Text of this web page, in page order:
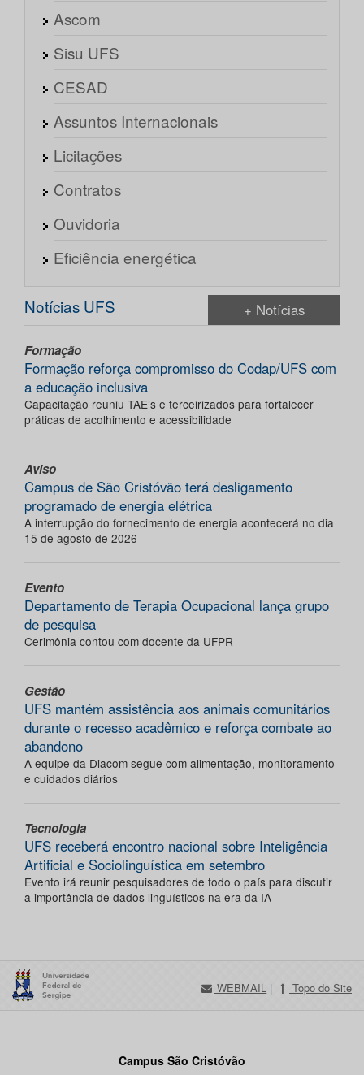
Ascom
Sisu UFS
CESAD
Assuntos Internacionais
Licitações
Contratos
Ouvidoria
Eficiência energética
Notícias UFS + Notícias
Formação
Formação reforça compromisso do Codap/UFS com
a educação inclusiva
Capacitação reuniu TAE’s e terceirizados para fortalecer
práticas de acolhimento e acessibilidade
Aviso
Campus de São Cristóvão terá desligamento
programado de energia elétrica
A interrupção do fornecimento de energia acontecerá no dia
15 de agosto de 2026
Evento
Departamento de Terapia Ocupacional lança grupo
de pesquisa
Cerimônia contou com docente da UFPR
Gestão
UFS mantém assistência aos animais comunitários
durante o recesso acadêmico e reforça combate ao
abandono
A equipe da Diacom segue com alimentação, monitoramento
e cuidados diários
Tecnologia
UFS receberá encontro nacional sobre Inteligência
Artificial e Sociolinguística em setembro
Evento irá reunir pesquisadores de todo o país para discutir
a importância de dados linguísticos na era da IA
WEBMAIL | Topo do Site
Campus São Cristóvão